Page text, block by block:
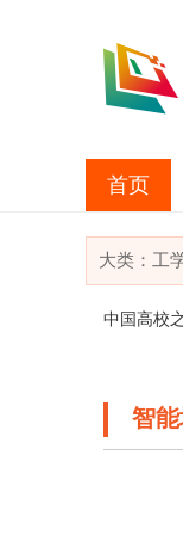
首页
大类： 工
中国高校
智